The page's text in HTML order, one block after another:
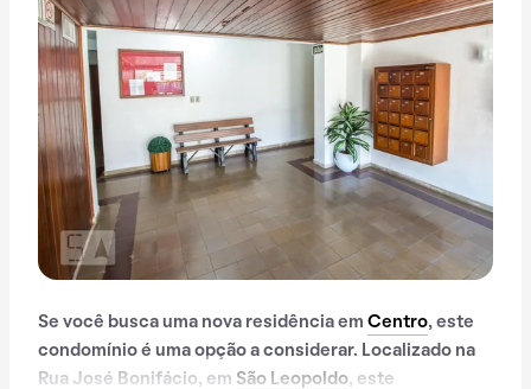
Se você busca uma nova residência em Centro, este
condomínio é uma opção a considerar. Localizado na
Rua José Bonifácio, em São Leopoldo, este